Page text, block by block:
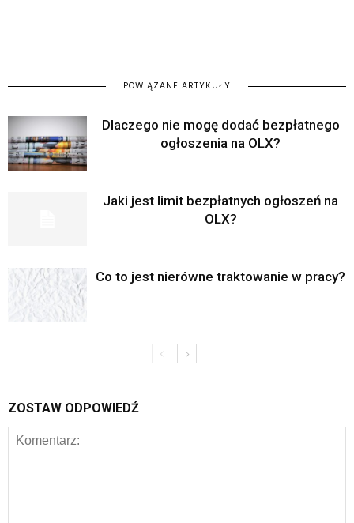
POWIĄZANE ARTYKUŁY
Dlaczego nie mogę dodać bezpłatnego
ogłoszenia na OLX?
Jaki jest limit bezpłatnych ogłoszeń na
OLX?
Co to jest nierówne traktowanie w pracy?
ZOSTAW ODPOWIEDŹ